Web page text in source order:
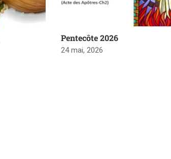
Pentecôte 2026
24 mai, 2026